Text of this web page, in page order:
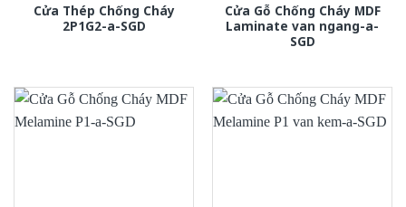
Cửa Thép Chống Cháy
2P1G2-a-SGD
Cửa Gỗ Chống Cháy MDF
Laminate van ngang-a-
SGD